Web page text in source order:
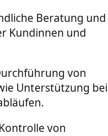
Beratung und
Kundinnen und
von
Unterstützung bei
Kontrolle von